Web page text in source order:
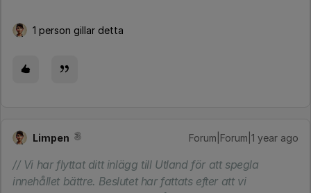
1 person gillar detta
Limpen Forum|Forum|1 year ago
// Vi har flyttat ditt inlägg till Utland för att spegla
innehållet bättre. Beslutet har fattats efter att vi